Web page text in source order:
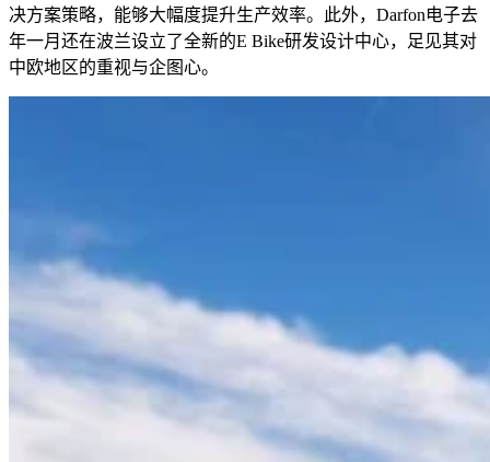
决方案策略，能够大幅度提升生产效率。此外，Darfon电子去
年一月还在波兰设立了全新的E Bike研发设计中心，足见其对
中欧地区的重视与企图心。